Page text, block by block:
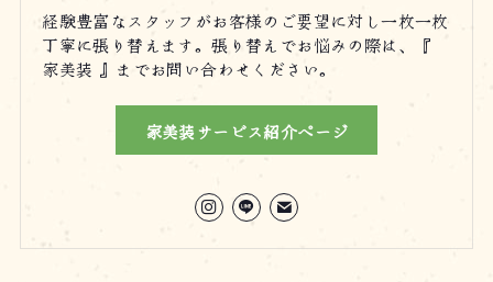
経験豊富なスタッフがお客様のご要望に対し一枚一枚
丁寧に張り替えます。張り替えでお悩みの際は、『
家美装 』までお問い合わせください。
家美装サービス紹介ページ